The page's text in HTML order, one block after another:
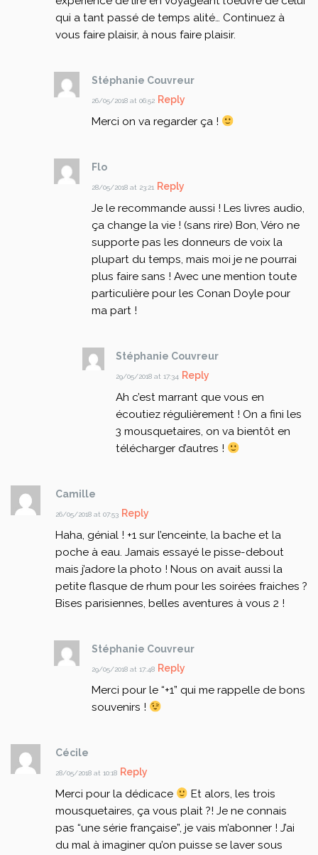
qui a tant passé de temps alité… Continuez à
vous faire plaisir, à nous faire plaisir.
Stéphanie Couvreur
26/05/2018 at 06:52 Reply
Merci on va regarder ça !
Flo
28/05/2018 at 23:21 Reply
Je le recommande aussi ! Les livres audio,
ça change la vie ! (sans rire) Bon, Véro ne
supporte pas les donneurs de voix la
plupart du temps, mais moi je ne pourrai
plus faire sans ! Avec une mention toute
particulière pour les Conan Doyle pour
ma part !
Stéphanie Couvreur
29/05/2018 at 17:34 Reply
Ah c’est marrant que vous en
écoutiez régulièrement ! On a fini les
3 mousquetaires, on va bientôt en
télécharger d’autres !
Camille
26/05/2018 at 07:53 Reply
Haha, génial ! +1 sur l’enceinte, la bache et la
poche à eau. Jamais essayé le pisse-debout
mais j’adore la photo ! Nous on avait aussi la
petite flasque de rhum pour les soirées fraiches ?
Bises parisiennes, belles aventures à vous 2 !
Stéphanie Couvreur
29/05/2018 at 17:48 Reply
Merci pour le “+1” qui me rappelle de bons
souvenirs !
Cécile
28/05/2018 at 10:18 Reply
Merci pour la dédicace
Et alors, les trois
mousquetaires, ça vous plait ?! Je ne connais
pas “une série française”, je vais m’abonner ! J’ai
du mal à imaginer qu’on puisse se laver sous